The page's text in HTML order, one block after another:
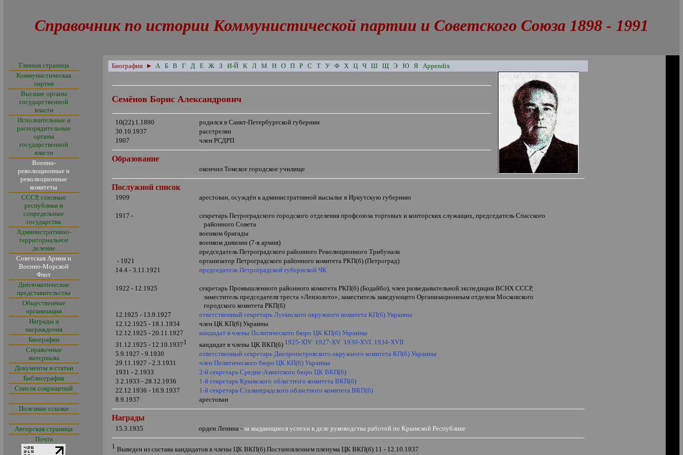
Справочник по истории Коммунистической партии и Советского Союза 1898 - 1991
Главная страница
Коммунистическая
партия
Высшие органы
государственной
власти
Исполнительные и
распорядительные
органы
государственной
власти
Военно-
революционные и
революционные
комитеты
СССР, союзные
республики и
сопредельные
государства
Административно-
территориальное
деление
Советская Армия и
Военно-Морской
Флот
Дипломатические
представительства
Общественные
организации
Награды и
награждения
Биографии
Справочные
материалы
Документы и статьи
Библиография
Список сокращений
Полезные ссылки
Авторская страница
Почта
Биографии ► А Б В Г Д Е Ж З И-Й К Л М Н О П Р С Т У Ф Х Ц Ч Ш Щ Э Ю Я Appendix
Семёнов Борис Александрович
10(22).1.1890
родился в Санкт-Петербургской губернии
30.10.1937
расстрелян
1907
член РСДРП
Образование
окончил Томское городское училище
Послужной список
1909 арестован, осуждён к административной высылке в Иркутскую губернию
1917 -
секретарь Петроградского городского отделения профсоюза торговых и конторских служащих, председатель Спасского
районного Совета
военком бригады
военком дивизии (7-я армия)
председатель Петроградского районного Революционного Трибунала
- 1921
организатор Петроградского районного комитета РКП(б) (Петроград)
14.4 - 3.11.1921
председатель Петроградской губернской ЧК
1922 - 12.1925
секретарь Промышленного районного комитета РКП(б) (Бодайбо), член разведывательной экспедиции ВСНХ СССР,
заместитель председателя треста«Лензолото», заместитель заведующего Организационным отделом Московского
городского комитета РКП(б)
12.1925 - 13.9.1927
ответственный секретарь Луганского окружного комитета КП(б) Украины
12.12.1925 - 18.1.1934
член ЦК КП(б) Украины
12.12.1925 - 20.11.1927
кандидат в члены Политического бюро ЦК КП(б) Украины
31.12.1925 - 12.10.19371 кандидат в члены ЦК ВКП(б) 1925-XIV 1927-XV 1930-XVI 1934-XVII
5.9.1927 - 9.1930
ответственный секретарь Днепропетровского окружного комитета КП(б) Украины
29.11.1927 - 2.3.1931
член Политического бюро ЦК КП(б) Украины
1931 - 2.1933
2-й секретарь Средне-Азиатского бюро ЦК ВКП(б)
3.2.1933 - 28.12.1936
1-й секретарь Крымского областного комитета ВКП(б)
22.12.1936 - 16.9.1937
1-й секретарь Сталинградского областного комитета ВКП(б)
8.9.1937
арестован
Награды
15.3.1935 орден Ленина - за выдающиеся успехи в деле руководства работой по Крымской Республике
1 Выведен из состава кандидатов в члены ЦК ВКП(б) Постановлением пленума ЦК ВКП(б) 11 - 12.10.1937